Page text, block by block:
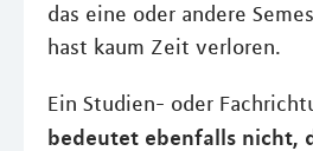
das eine oder andere
hast kaum Zeit verloren.
Ein Studien- oder
bedeutet ebenfalls nicht,